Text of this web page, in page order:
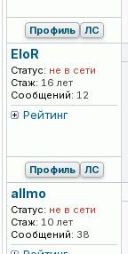
Профиль ЛС
EloR
Статус: не в сети
Стаж: 16 лет
Сообщений: 12
Рейтинг
Профиль ЛС
allmo
Статус: не в сети
Стаж: 10 лет
Сообщений: 38